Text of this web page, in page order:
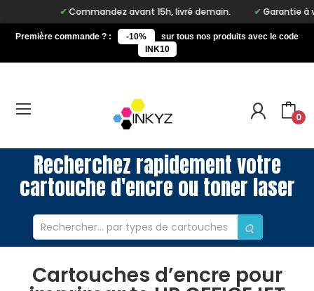
Commandez avant 15h, livré demain. Garantie à vie
Première commande ? : -10%
sur tous nos produits avec le code
INK10
0
Recherchez rapidement votre
cartouche d'encre ou toner laser
Cartouches d’encre pour